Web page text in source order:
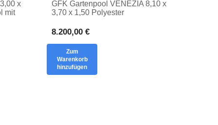
x
mit
GFK Gartenpool VENEZIA 8,10 x
3,70 x 1,50 Polyester
eingegrabenem Einsatz
8.200,00 €
Zum
Warenkorb
hinzufügen